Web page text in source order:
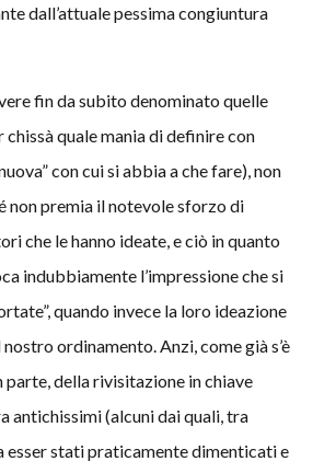
dall’attuale pessima congiuntura
fin da subito denominato quelle
quale mania di definire con
con cui si abbia a che fare), non
non premia il notevole sforzo di
che le hanno ideate, e ciò in quanto
indubbiamente l’impressione che si
quando invece la loro ideazione
ordinamento. Anzi, come già s’è
della rivisitazione in chiave
antichissimi (alcuni dai quali, tra
esser stati praticamente dimenticati e